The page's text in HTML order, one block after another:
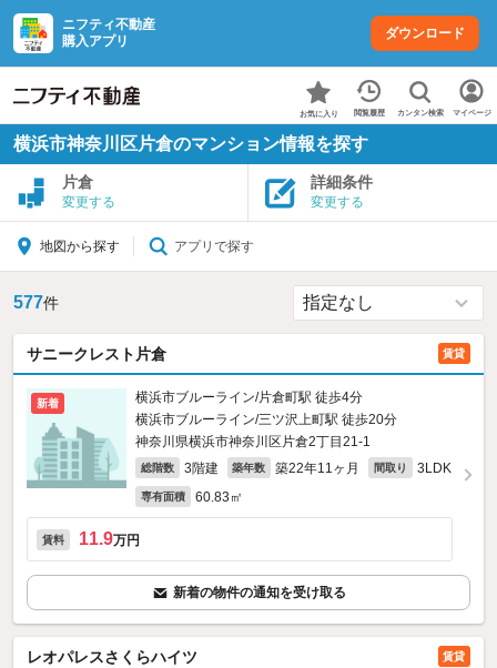
ニフティ不動産
購入アプリ
ダウンロード
お気に入り 閲覧履歴 カンタン検索 マイページ
横浜市神奈川区片倉のマンション情報を探す
片倉
変更する
詳細条件
変更する
地図から探す アプリで探す
577件
サニークレスト片倉 賃貸
新着
横浜市ブルーライン/片倉町駅 徒歩4分
横浜市ブルーライン/三ツ沢上町駅 徒歩20分
神奈川県横浜市神奈川区片倉2丁目21-1
総階数 3階建 築年数 築22年11ヶ月 間取り 3LDK
専有面積 60.83㎡
賃料 11.9万円
新着の物件の通知を受け取る
レオパレスさくらハイツ 賃貸